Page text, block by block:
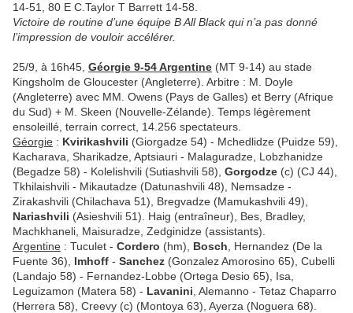
14-51, 80 E C.Taylor T Barrett 14-58.
Victoire de routine d’une équipe B All Black qui n’a pas donné
l’impression de vouloir accélérer.
25/9, à 16h45, Géorgie 9-54 Argentine (MT 9-14) au stade
Kingsholm de Gloucester (Angleterre). Arbitre : M. Doyle
(Angleterre) avec MM. Owens (Pays de Galles) et Berry (Afrique
du Sud) + M. Skeen (Nouvelle-Zélande). Temps légèrement
ensoleillé, terrain correct, 14.256 spectateurs.
Géorgie : Kvirikashvili (Giorgadze 54) - Mchedlidze (Puidze 59),
Kacharava, Sharikadze, Aptsiauri - Malaguradze, Lobzhanidze
(Begadze 58) - Kolelishvili (Sutiashvili 58), Gorgodze (c) (CJ 44),
Tkhilaishvili - Mikautadze (Datunashvili 48), Nemsadze -
Zirakashvili (Chilachava 51), Bregvadze (Mamukashvili 49),
Nariashvili (Asieshvili 51). Haig (entraîneur), Bes, Bradley,
Machkhaneli, Maisuradze, Zedginidze (assistants).
Argentine : Tuculet - Cordero (hm), Bosch , Hernandez (De la
Fuente 36), Imhoff - Sanchez (Gonzalez Amorosino 65), Cubelli
(Landajo 58) - Fernandez-Lobbe (Ortega Desio 65), Isa,
Leguizamon (Matera 58) - Lavanini , Alemanno - Tetaz Chaparro
(Herrera 58), Creevy (c) (Montoya 63), Ayerza (Noguera 68).